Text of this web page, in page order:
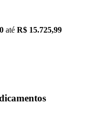
até R$ 15.725,99